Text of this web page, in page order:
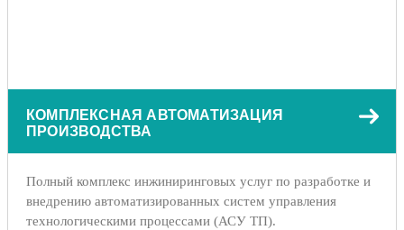
КОМПЛЕКСНАЯ АВТОМАТИЗАЦИЯ
ПРОИЗВОДСТВА
Полный комплекс инжиниринговых услуг по разработке и
внедрению автоматизированных систем управления
технологическими процессами (АСУ ТП).